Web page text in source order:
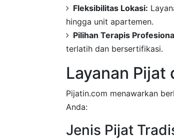
Fleksibilitas Lokasi:
hingga unit apartemen.
Pilihan Terapis
terlatih dan bersertifikasi.
Layanan Pijat
Pijatin.com menawarkan
Anda:
Jenis Pijat